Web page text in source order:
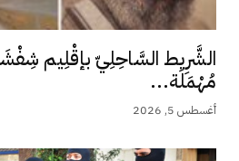
الشَّرِيط السَّاحِلِيّ بإقْلِيم
مُهْمَلَة...
أغسطس 5, 2026